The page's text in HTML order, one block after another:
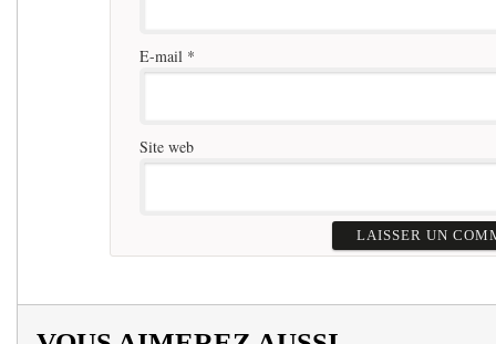
E-mail *
Site web